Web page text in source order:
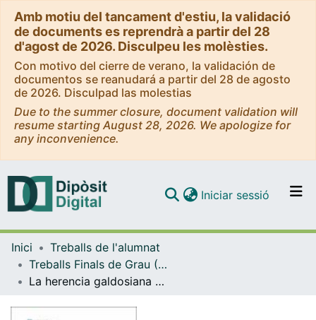
Amb motiu del tancament d'estiu, la validació
de documents es reprendrà a partir del 28
d'agost de 2026. Disculpeu les molèsties.
Con motivo del cierre de verano, la validación de
documentos se reanudará a partir del 28 de agosto
de 2026. Disculpad las molestias
Due to the summer closure, document validation will
resume starting August 28, 2026. We apologize for
any inconvenience.
Navega per tot el DD
Iniciar sessió (current)
Inici
Treballs de l'alumnat
Treballs Finals de Grau (TFG) - Filologia Hispànica
La herencia galdosiana en la poética de Almudena Grandes: un estudio comparativo de sus personajes femeninos